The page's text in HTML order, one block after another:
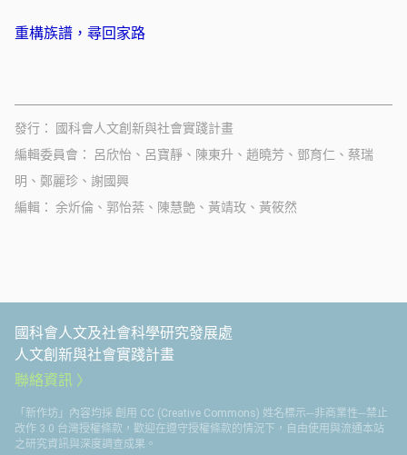
重構族譜，尋回家路
發行
國科會人文創新與社會實踐計畫
編輯委員會
呂欣怡、呂寶靜、陳東升、趙曉芳、鄧育仁、蔡瑞
明、鄭麗珍、謝國興
編輯
余炘倫、郭怡棻、陳慧艶、黃靖玫、黃筱然
國科會人文及社會科學研究發展處
人文創新與社會實踐計畫
聯絡資訊
「新作坊」內容均採 創用 CC (Creative Commons) 姓名標示─非商業性─禁止
改作 3.0 台灣授權條款，歡迎在遵守授權條款的情況下，自由使用與流通本站
之研究資訊與深度調查成果。